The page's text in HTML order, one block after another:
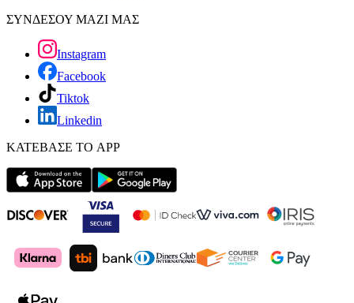
ΣΥΝΔΕΣΟΥ ΜΑΖΙ ΜΑΣ
Instagram
Facebook
Tiktok
Linkedin
ΚΑΤΕΒΑΣΕ ΤΟ APP